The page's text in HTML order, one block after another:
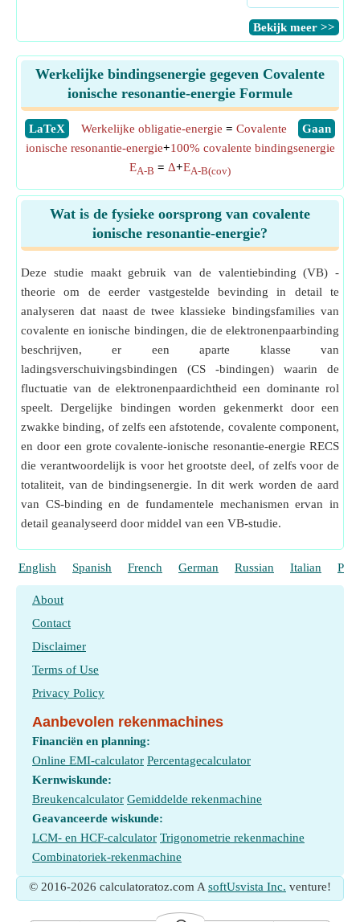
​Bekijk meer >>
Werkelijke bindingsenergie gegeven Covalente
ionische resonantie-energie Formule
​LaTeX ​Gaan
Werkelijke obligatie-energie = Covalente
ionische resonantie-energie+100% covalente bindingsenergie
EA-B = Δ+EA-B(cov)
Wat is de fysieke oorsprong van covalente
ionische resonantie-energie?
Deze studie maakt gebruik van de valentiebinding (VB) -
theorie om de eerder vastgestelde bevinding in detail te
analyseren dat naast de twee klassieke bindingsfamilies van
covalente en ionische bindingen, die de elektronenpaarbinding
beschrijven, er een aparte klasse van
ladingsverschuivingsbindingen (CS -bindingen) waarin de
fluctuatie van de elektronenpaardichtheid een dominante rol
speelt. Dergelijke bindingen worden gekenmerkt door een
zwakke binding, of zelfs een afstotende, covalente component,
en door een grote covalente-ionische resonantie-energie RECS
die verantwoordelijk is voor het grootste deel, of zelfs voor de
totaliteit, van de bindingsenergie. In dit werk worden de aard
van CS-binding en de fundamentele mechanismen ervan in
detail geanalyseerd door middel van een VB-studie.
English Spanish French German Russian Italian
About
Contact
Disclaimer
Terms of Use
Privacy Policy
Aanbevolen rekenmachines
Financiën en planning:
Online EMI-calculator Percentagecalculator
Kernwiskunde:
Breukencalculator Gemiddelde rekenmachine
Geavanceerde wiskunde:
LCM- en HCF-calculator Trigonometrie rekenmachine
Combinatoriek-rekenmachine
© 2016-2026 calculatoratoz.com A softUsvista Inc. venture!